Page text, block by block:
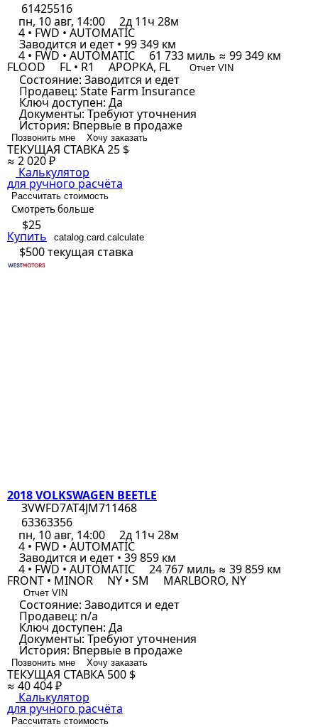
61425516
пн, 10 авг, 14:00
2д 11ч 28м
4 • FWD • AUTOMATIC
Заводится и едет • 99 349 км
4 • FWD • AUTOMATIC 61 733 миль ≈ 99 349 км
FLOOD FL • R1 APOPKA, FL Отчет VIN
Состояние: Заводится и едет
Продавец: State Farm Insurance
Ключ доступен: Да
Документы: Требуют уточнения
История: Впервые в продаже
Позвонить мне Хочу заказать
ТЕКУЩАЯ СТАВКА25 $
≈ 2 020 ₽
Калькулятор
для ручного расчёта
Рассчитать стоимость
Смотреть больше
$25
Купить catalog.card.calculate
$500текущая ставка
2018 VOLKSWAGEN BEETLE
3VWFD7AT4JM711468
63363356
пн, 10 авг, 14:00
2д 11ч 28м
4 • FWD • AUTOMATIC
Заводится и едет • 39 859 км
4 • FWD • AUTOMATIC 24 767 миль ≈ 39 859 км
FRONT • MINOR NY • SM MARLBORO, NY
Отчет VIN
Состояние: Заводится и едет
Продавец: n/a
Ключ доступен: Да
Документы: Требуют уточнения
История: Впервые в продаже
Позвонить мне Хочу заказать
ТЕКУЩАЯ СТАВКА 500 $
≈ 40 404 ₽
Калькулятор
для ручного расчёта
Рассчитать стоимость